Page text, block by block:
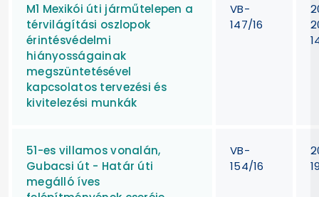
M1 Mexikói úti járműtelepen a
térvilágítási oszlopok
érintésvédelmi
hiányosságainak
megszüntetésével
kapcsolatos tervezési és
kivitelezési munkák
VB-
147/16
51-es villamos vonalán,
Gubacsi út - Határ úti
megálló íves
VB-
154/16